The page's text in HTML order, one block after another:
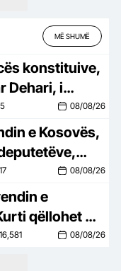
MË SHUMË
konstituive,
Dehari, i
(VIDEO)
08/08/26
e Kosovës,
(VIDEO)08/08/26
e
qëllohet me
16,581 08/08/26